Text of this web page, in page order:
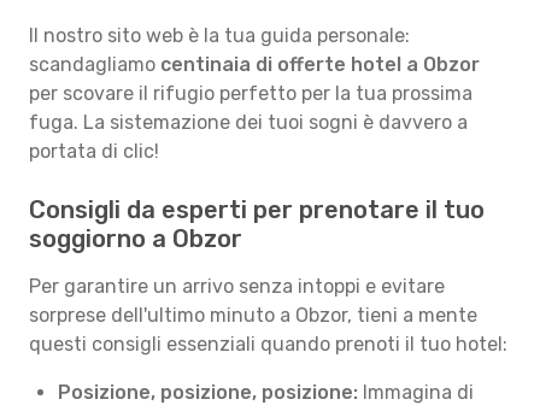
Il nostro sito web è la tua guida personale:
scandagliamo centinaia di offerte hotel a Obzor
per scovare il rifugio perfetto per la tua prossima
fuga. La sistemazione dei tuoi sogni è davvero a
portata di clic!
Consigli da esperti per prenotare il tuo
soggiorno a Obzor
Per garantire un arrivo senza intoppi e evitare
sorprese dell'ultimo minuto a Obzor, tieni a mente
questi consigli essenziali quando prenoti il tuo hotel:
Posizione, posizione, posizione: Immagina di